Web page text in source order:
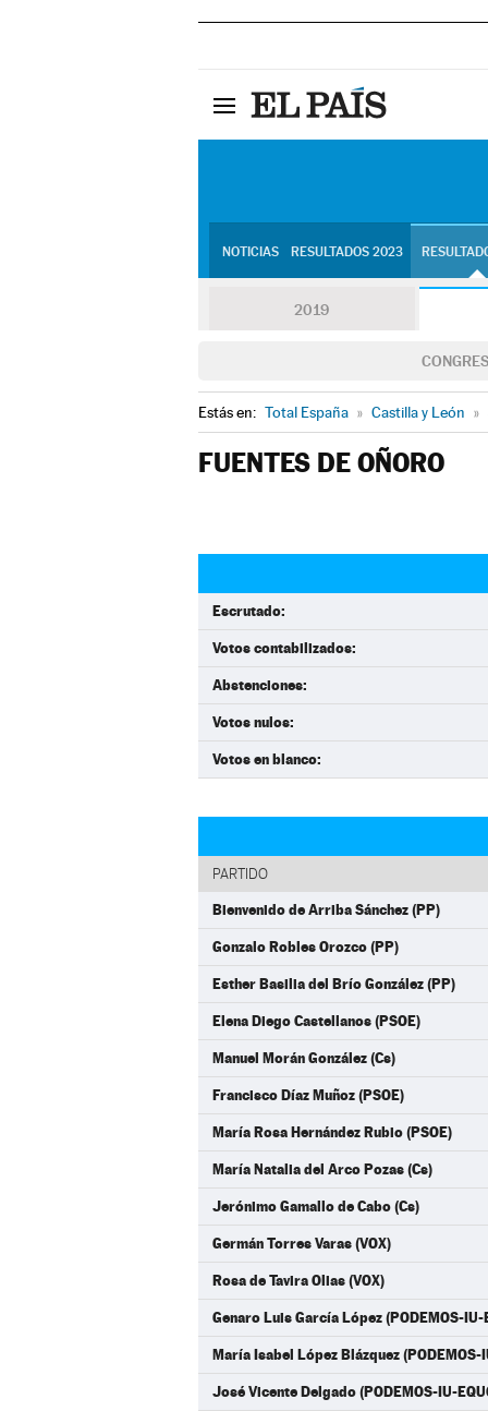
NOTICIAS RESULTADOS 2023
2019
Estás en: Total España » Castilla y León »
FUENTES DE OÑORO
Escrutado:
Votos contabilizados:
Abstenciones:
Votos nulos:
Votos en blanco:
PARTIDO
Bienvenido de Arriba Sánchez (PP)
Gonzalo Robles Orozco (PP)
Esther Basilia del Brío González (PP)
Elena Diego Castellanos (PSOE)
Manuel Morán González (Cs)
Francisco Díaz Muñoz (PSOE)
María Rosa Hernández Rubio (PSOE)
María Natalia del Arco Pozas (Cs)
Jerónimo Gamallo de Cabo (Cs)
Germán Torres Varas (VOX)
Rosa de Tavira Olias (VOX)
Genaro Luis García López (PODEMOS-IU-
María Isabel López Blázquez (PODEMOS-
José Vicente Delgado (PODEMOS-IU-